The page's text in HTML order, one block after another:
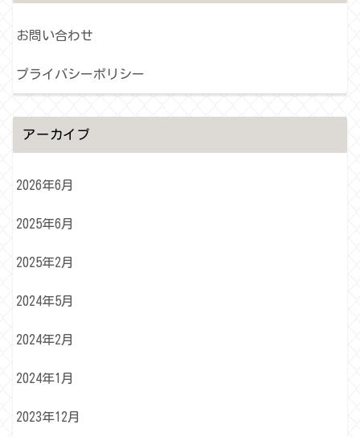
お問い合わせ
プライバシーポリシー
アーカイブ
2026年6月
2025年6月
2025年2月
2024年5月
2024年2月
2024年1月
2023年12月